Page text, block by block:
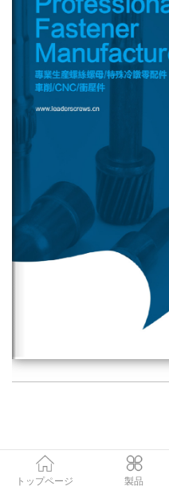
トップページ 製品